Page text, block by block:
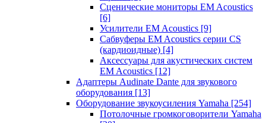
Сценические мониторы EM Acoustics
[6]
Усилители EM Acoustics [9]
Сабвуферы EM Acoustics серии CS
(кардиоидные) [4]
Аксессуары для акустических систем
EM Acoustics [12]
Адаптеры Audinate Dante для звукового
оборудования [13]
Оборудование звукоусиления Yamaha [254]
Потолочные громкоговорители Yamaha